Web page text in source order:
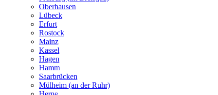
Oberhausen
Lübeck
Erfurt
Rostock
Mainz
Kassel
Hagen
Hamm
Saarbrücken
Mülheim (an der Ruhr)